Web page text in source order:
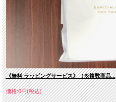
《無料 ラッピングサービス》（※複数商品...
価格:0円(税込)